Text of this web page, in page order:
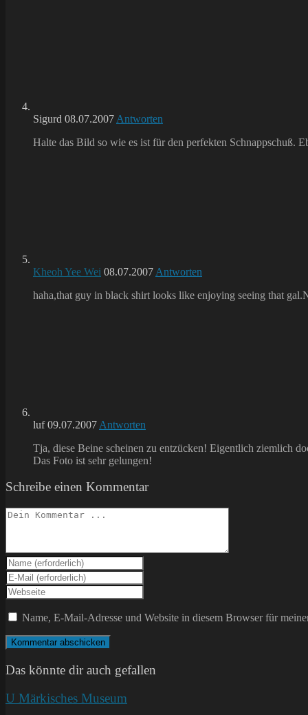
Sigurd 08.07.2007 Antworten
Halte das Bild so wie es ist für den perfekten Schnappschuß.
Kheoh Yee Wei 08.07.2007 Antworten
haha,that guy in black shirt looks like enjoying seeing that
luf09.07.2007 Antworten
Tja, diese Beine scheinen zu entzücken! Eigentlich ziemlich
Das Foto ist sehr gelungen!
Schreibe einen Kommentar
Kommentieren
Gib
deinen
Namen
oder
Benutzernamen
zum
Kommentieren
ein
Gib
deine
E-
Mail-
Adresse
zum
Kommentieren
Gib
deine
Website-
ein
(optional)
Name, E-Mail-Adresse und Website in diesem Browser für
Das könnte dir auch gefallen
U Märkisches Museum